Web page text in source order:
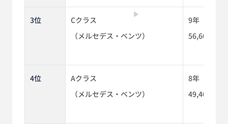
▶
3位
Cクラス
（メルセデス・ベンツ）
9年
56,600km
4位
Aクラス
（メルセデス・ベンツ）
8年
49,400km